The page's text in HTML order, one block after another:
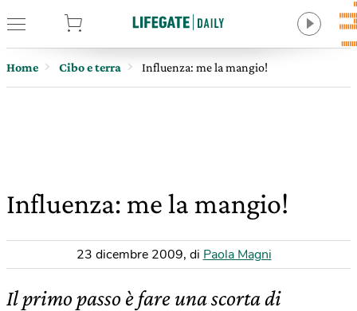
Home Cibo e terra Influenza: me la mangio!
Influenza: me la mangio!
23 dicembre 2009, di Paola Magni
Il primo passo è fare una scorta di